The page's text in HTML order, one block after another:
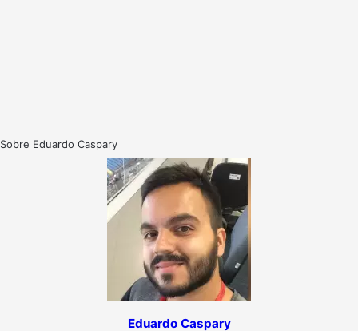
Sobre Eduardo Caspary
Eduardo Caspary